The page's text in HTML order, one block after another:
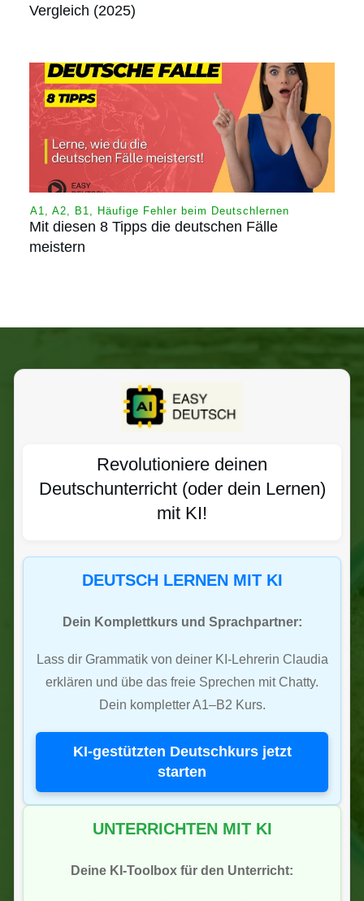
Vergleich (2025)
A1 ,A2 B1 Häufige Fehler beim Deutschlernen
Mit diesen 8 Tipps die deutschen Fälle
meistern
Revolutioniere deinen
Deutschunterricht (oder dein Lernen)
mit KI!
DEUTSCH LERNEN MIT KI
Dein Komplettkurs und Sprachpartner:
Lass dir Grammatik von deiner KI-Lehrerin Claudia
erklären und übe das freie Sprechen mit Chatty.
Dein kompletter A1–B2 Kurs.
KI-gestützten Deutschkurs jetzt
starten
UNTERRICHTEN MIT KI
Deine KI-Toolbox für den Unterricht: